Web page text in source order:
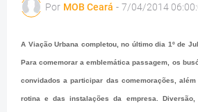
Por MOB Ceará - 7/04/2014
A Viação Urbana completou, no último dia 1º de
Para comemorar a emblemática passagem, os
convidados a participar das comemorações,
rotina e das instalações da empresa. Diversão,